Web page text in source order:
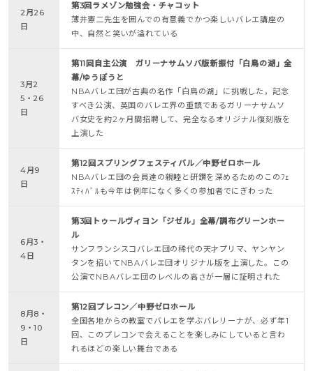
2月26
日
第3回ラメゾン勉強会・チャコット
薄井憲二先生を囲んでの有意義でかつ楽しいバレエ講座の
中、自然と笑いが溢れている
3月2
5・26
日
第11回自主公演 ガリーナサムソバ版新振付「白鳥の湖」全
幕/ゆうぽうと
NBAバレエ団が古典の名作「白鳥の湖」に挑戦した，記念
すべき公演、英国のバレエ界の重鎮であるガリーナサムソ
バ女史を約2ヶ月間招聘して、完全なるオリジナル復刻版を
上演した
4月9
日
第12回スプリングフェスティバル／中野ゼロホール
NBAバレエ団の会員達の親睦と研鑽を深めるためのこのﾌｪ
ｽﾃｨﾊﾞﾙも今年は例年になく多くの参加者でにぎわった
6月3・
4日
第3回トゥールヴィヨン「ジゼル」全幕/調布グリーンホー
ル
サンフランシスコバレエ団の稀代の天才プリマ、ヤンヤン
タンを招いてNBAバレエ団オリジナル版を上演した。この
公演でNBAバレエ団のレベルの高さが一層に証明された
8月8・
9・10
日
第12回プレコン／中野ゼロホール
全国各地からの教室でバレエを学ぶバレリーナが、必ず年1
回、このプレコンで会えることを楽しみにしていると言わ
れるほどの楽しい舞台である